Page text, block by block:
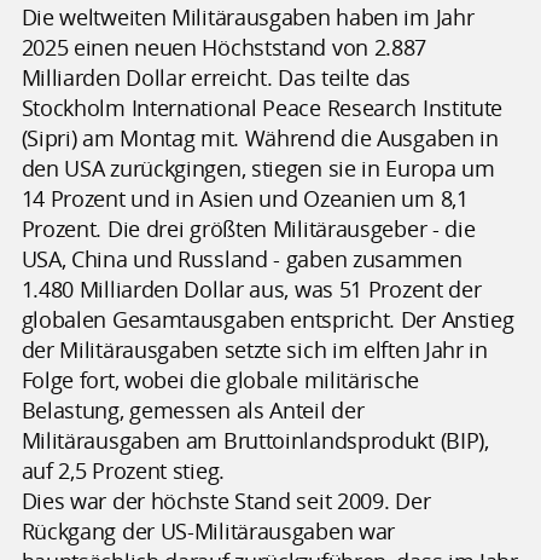
Die weltweiten Militärausgaben haben im Jahr
2025 einen neuen Höchststand von 2.887
Milliarden Dollar erreicht. Das teilte das
Stockholm International Peace Research Institute
(Sipri) am Montag mit. Während die Ausgaben in
den USA zurückgingen, stiegen sie in Europa um
14 Prozent und in Asien und Ozeanien um 8,1
Prozent. Die drei größten Militärausgeber - die
USA, China und Russland - gaben zusammen
1.480 Milliarden Dollar aus, was 51 Prozent der
globalen Gesamtausgaben entspricht. Der Anstieg
der Militärausgaben setzte sich im elften Jahr in
Folge fort, wobei die globale militärische
Belastung, gemessen als Anteil der
Militärausgaben am Bruttoinlandsprodukt (BIP),
auf 2,5 Prozent stieg.
Dies war der höchste Stand seit 2009. Der
Rückgang der US-Militärausgaben war